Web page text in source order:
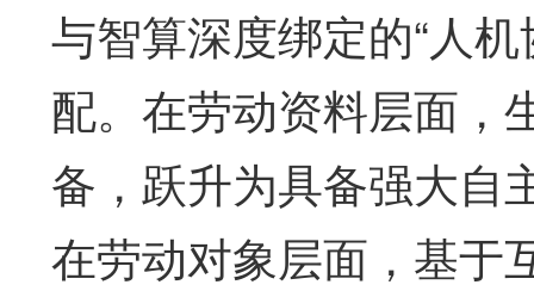
与智算深度绑定的“人
配。在劳动资料层面，
备，跃升为具备强大自
在劳动对象层面，基于